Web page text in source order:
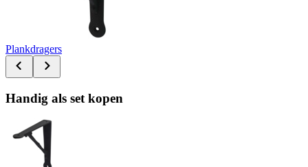
Plankdragers
Handig als set kopen